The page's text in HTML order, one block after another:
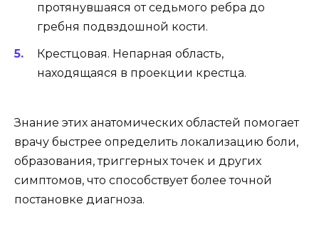
протянувшаяся от седьмого ребра до
гребня подвздошной кости.
Крестцовая. Непарная область,
находящаяся в проекции крестца.
Знание этих анатомических областей помогает
врачу быстрее определить локализацию боли,
образования, триггерных точек и других
симптомов, что способствует более точной
постановке диагноза.